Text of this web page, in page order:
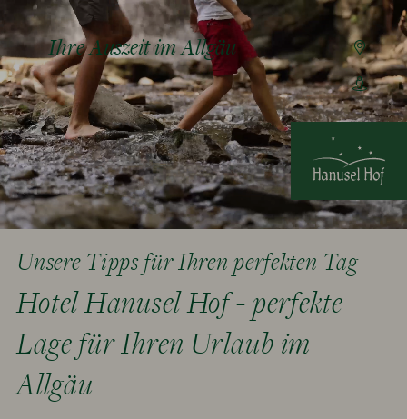
Ihre Auszeit im Allgäu
Unsere Tipps für Ihren perfekten Tag
Hotel Hanusel Hof - perfekte
Lage für Ihren Urlaub im
Allgäu